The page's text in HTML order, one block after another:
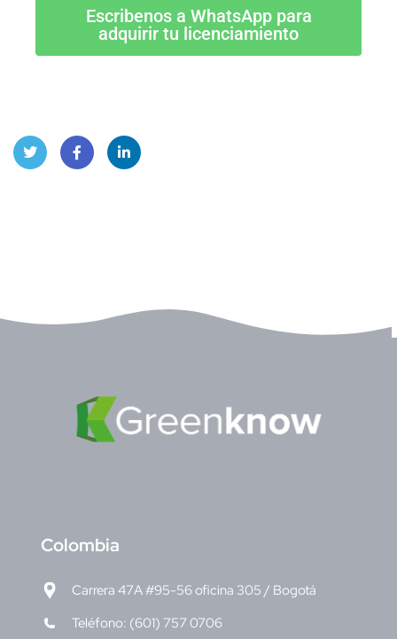
Escribenos a WhatsApp para
adquirir tu licenciamiento
Colombia
Carrera 47A #95-56 oficina 305 / Bogotá
Teléfono: (601) 757 0706